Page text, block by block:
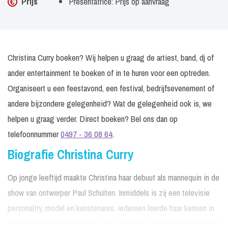
Christina Curry boeken? Wij helpen u graag de artiest, band, dj of
ander entertainment te boeken of in te huren voor een optreden.
Organiseert u een feestavond, een festival, bedrijfsevenement of
andere bijzondere gelegenheid? Wat de gelegenheid ook is, we
helpen u graag verder. Direct boeken? Bel ons dan op
telefoonnummer0497 - 36 08 64.
Biografie Christina Curry
Op jonge leeftijd maakte Christina haar debuut als mannequin in de
show van ontwerper Paul Schulten. Inmiddels is zij een televisie
personality, model en kunstenares. Iedereen leerde haar kennen in